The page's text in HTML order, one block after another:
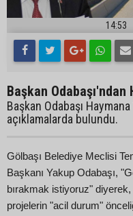
14:53
Başkan Odabaşı'ndan
Başkan Odabaşı
açıklamalarda bulundu.
Gölbaşı Belediye Meclisi
Başkanı Yakup Odabaşı,
bırakmak istiyoruz"
projelerin "acil durum"